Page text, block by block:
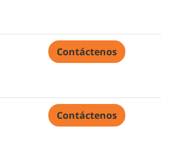
Contáctenos
Contáctenos